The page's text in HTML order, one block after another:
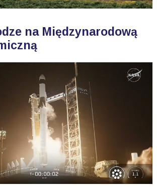
na Międzynarodową